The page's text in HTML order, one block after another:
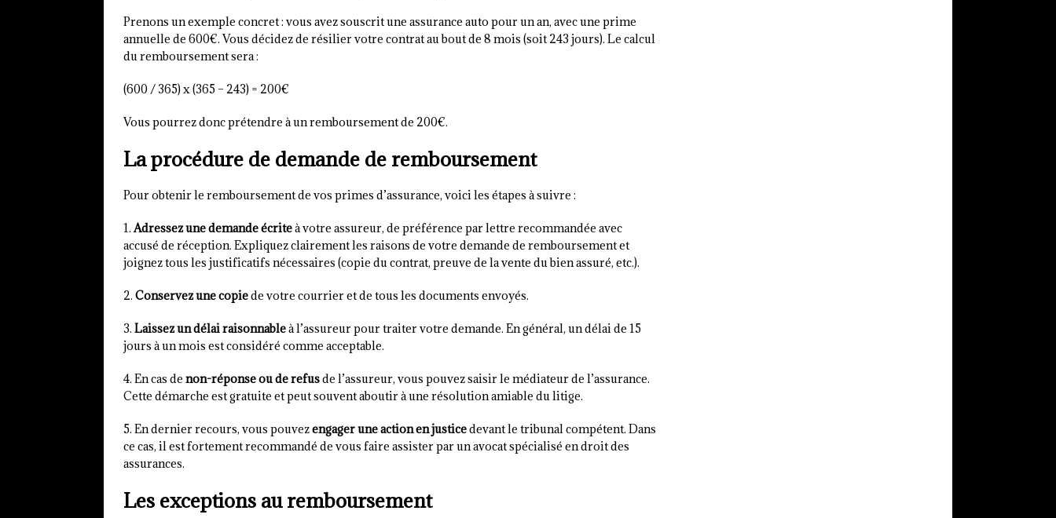
Prenons un exemple concret : vous avez souscrit une assurance auto pour un an, avec une prime
annuelle de 600€. Vous décidez de résilier votre contrat au bout de 8 mois (soit 243 jours). Le calcul
du remboursement sera :
(600 / 365) x (365 – 243) = 200€
Vous pourrez donc prétendre à un remboursement de 200€.
La procédure de demande de remboursement
Pour obtenir le remboursement de vos primes d’assurance, voici les étapes à suivre :
1.Adressez une demande écriteà votre assureur, de préférence par lettre recommandée avec
accusé de réception. Expliquez clairement les raisons de votre demande de remboursement et
joignez tous les justificatifs nécessaires (copie du contrat, preuve de la vente du bien assuré, etc.).
2. Conservez une copiede votre courrier et de tous les documents envoyés.
3. Laissez un délai raisonnableà l’assureur pour traiter votre demande. En général, un délai de 15
jours à un mois est considéré comme acceptable.
4. En cas de non-réponse ou de refusde l’assureur, vous pouvez saisir le médiateur de l’assurance.
Cette démarche est gratuite et peut souvent aboutir à une résolution amiable du litige.
5. En dernier recours, vous pouvezengager une action en justicedevant le tribunal compétent. Dans
ce cas, il est fortement recommandé de vous faire assister par un avocat spécialisé en droit des
assurances.
Les exceptions au remboursement